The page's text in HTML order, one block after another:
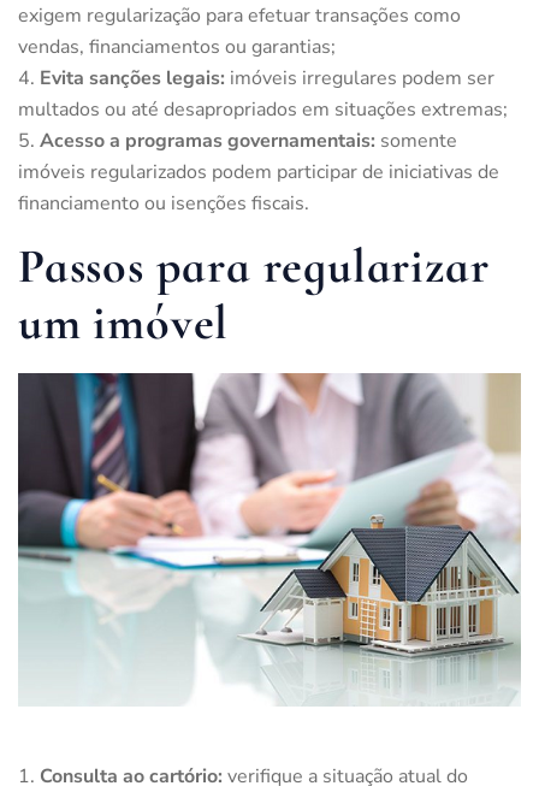
exigem regularização para efetuar transações como
vendas, financiamentos ou garantias;
Evita sanções legais: imóveis irregulares podem ser
multados ou até desapropriados em situações extremas;
Acesso a programas governamentais: somente
imóveis regularizados podem participar de iniciativas de
financiamento ou isenções fiscais.
Passos para regularizar
um imóvel
Consulta ao cartório: verifique a situação atual do